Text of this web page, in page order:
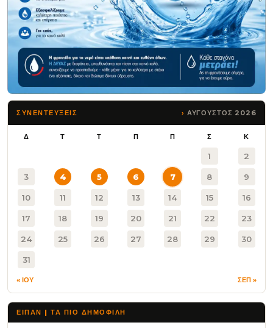
ΣΥΝΕΝΤΕΥΞΕΙΣ ΑΥΓΟΥΣΤΟΣ 2026
Δ Τ Τ Π Π Σ Κ
1 2
3 4 5 6 7 8 9
10 11 12 13 14 15 16
17 18 19 20 21 22 23
24 25 26 27 28 29 30
31
« ΙΟΥ ΣΕΠ »
ΕΙΠΑΝ | ΤΑ ΠΙΟ ΔΗΜΟΦΙΛΉ